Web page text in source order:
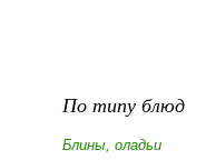
По типу блюд
Блины, оладьи